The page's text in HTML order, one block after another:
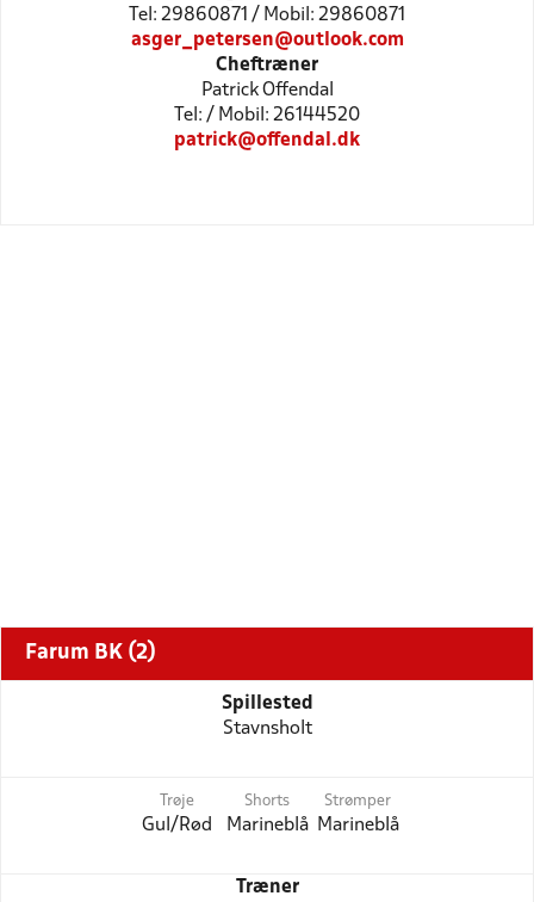
Tel: 29860871 / Mobil: 29860871
asger_petersen@outlook.com
Cheftræner
Patrick Offendal
Tel: / Mobil: 26144520
patrick@offendal.dk
Farum BK (2)
Spillested
Stavnsholt
Trøje
Gul/Rød
Shorts
Marineblå
Strømper
Marineblå
Træner